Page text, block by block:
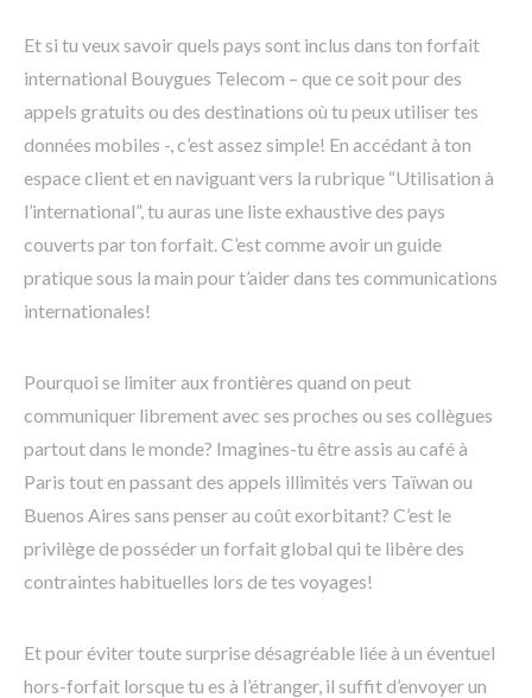
Et si tu veux savoir quels pays sont inclus dans ton forfait
international Bouygues Telecom – que ce soit pour des
appels gratuits ou des destinations où tu peux utiliser tes
données mobiles -, c’est assez simple! En accédant à ton
espace client et en naviguant vers la rubrique “Utilisation à
l’international”, tu auras une liste exhaustive des pays
couverts par ton forfait. C’est comme avoir un guide
pratique sous la main pour t’aider dans tes communications
internationales!
Pourquoi se limiter aux frontières quand on peut
communiquer librement avec ses proches ou ses collègues
partout dans le monde? Imagines-tu être assis au café à
Paris tout en passant des appels illimités vers Taïwan ou
Buenos Aires sans penser au coût exorbitant? C’est le
privilège de posséder un forfait global qui te libère des
contraintes habituelles lors de tes voyages!
Et pour éviter toute surprise désagréable liée à un éventuel
hors-forfait lorsque tu es à l’étranger, il suffit d’envoyer un